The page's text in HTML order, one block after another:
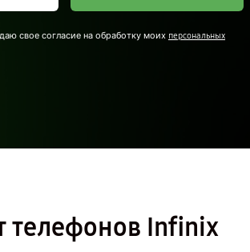
свое согласие на обработку моих персональных
телефонов Infinix